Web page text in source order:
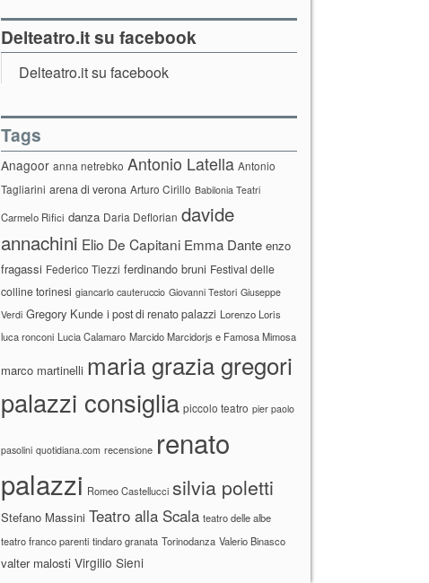
Delteatro.it su facebook
Delteatro.it su facebook
Tags
Anagoor anna netrebko Antonio Latella Antonio
Tagliarini arena di verona Arturo Cirillo Babilonia Teatri
Carmelo Rifici danza Daria Deflorian davide
annachini Elio De Capitani Emma Dante enzo
fragassi Federico Tiezzi ferdinando bruni Festival delle
colline torinesi giancarlo cauteruccio Giovanni Testori Giuseppe
Verdi Gregory Kunde i post di renato palazzi Lorenzo Loris
luca ronconi Lucia Calamaro Marcido Marcidorjs e Famosa Mimosa
marco martinelli maria grazia gregori
palazzi consiglia piccolo teatro pier paolo
pasolini quotidiana.com recensione renato
palazzi Romeo Castellucci silvia poletti
Stefano Massini Teatro alla Scala teatro delle albe
teatro franco parenti tindaro granata Torinodanza Valerio Binasco
valter malosti Virgilio Sieni